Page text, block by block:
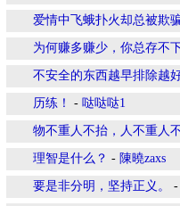
爱情中飞蛾扑火却总被欺
为何赚多赚少，你总存不
不安全的东西越早排除越好
历练！ - 哒哒哒1
物不重人不抬，人不重人不
理智是什么？ - 陳曉zaxs
要是非分明，坚持正义。 -